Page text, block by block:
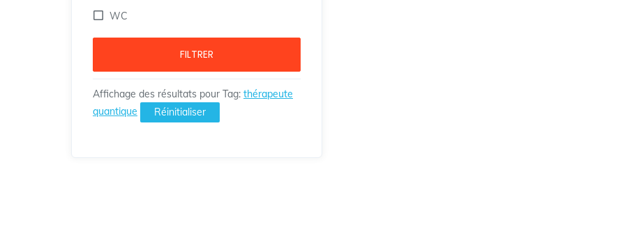
WC
FILTRER
Affichage des résultats pour Tag: thérapeute
quantique
Réinitialiser